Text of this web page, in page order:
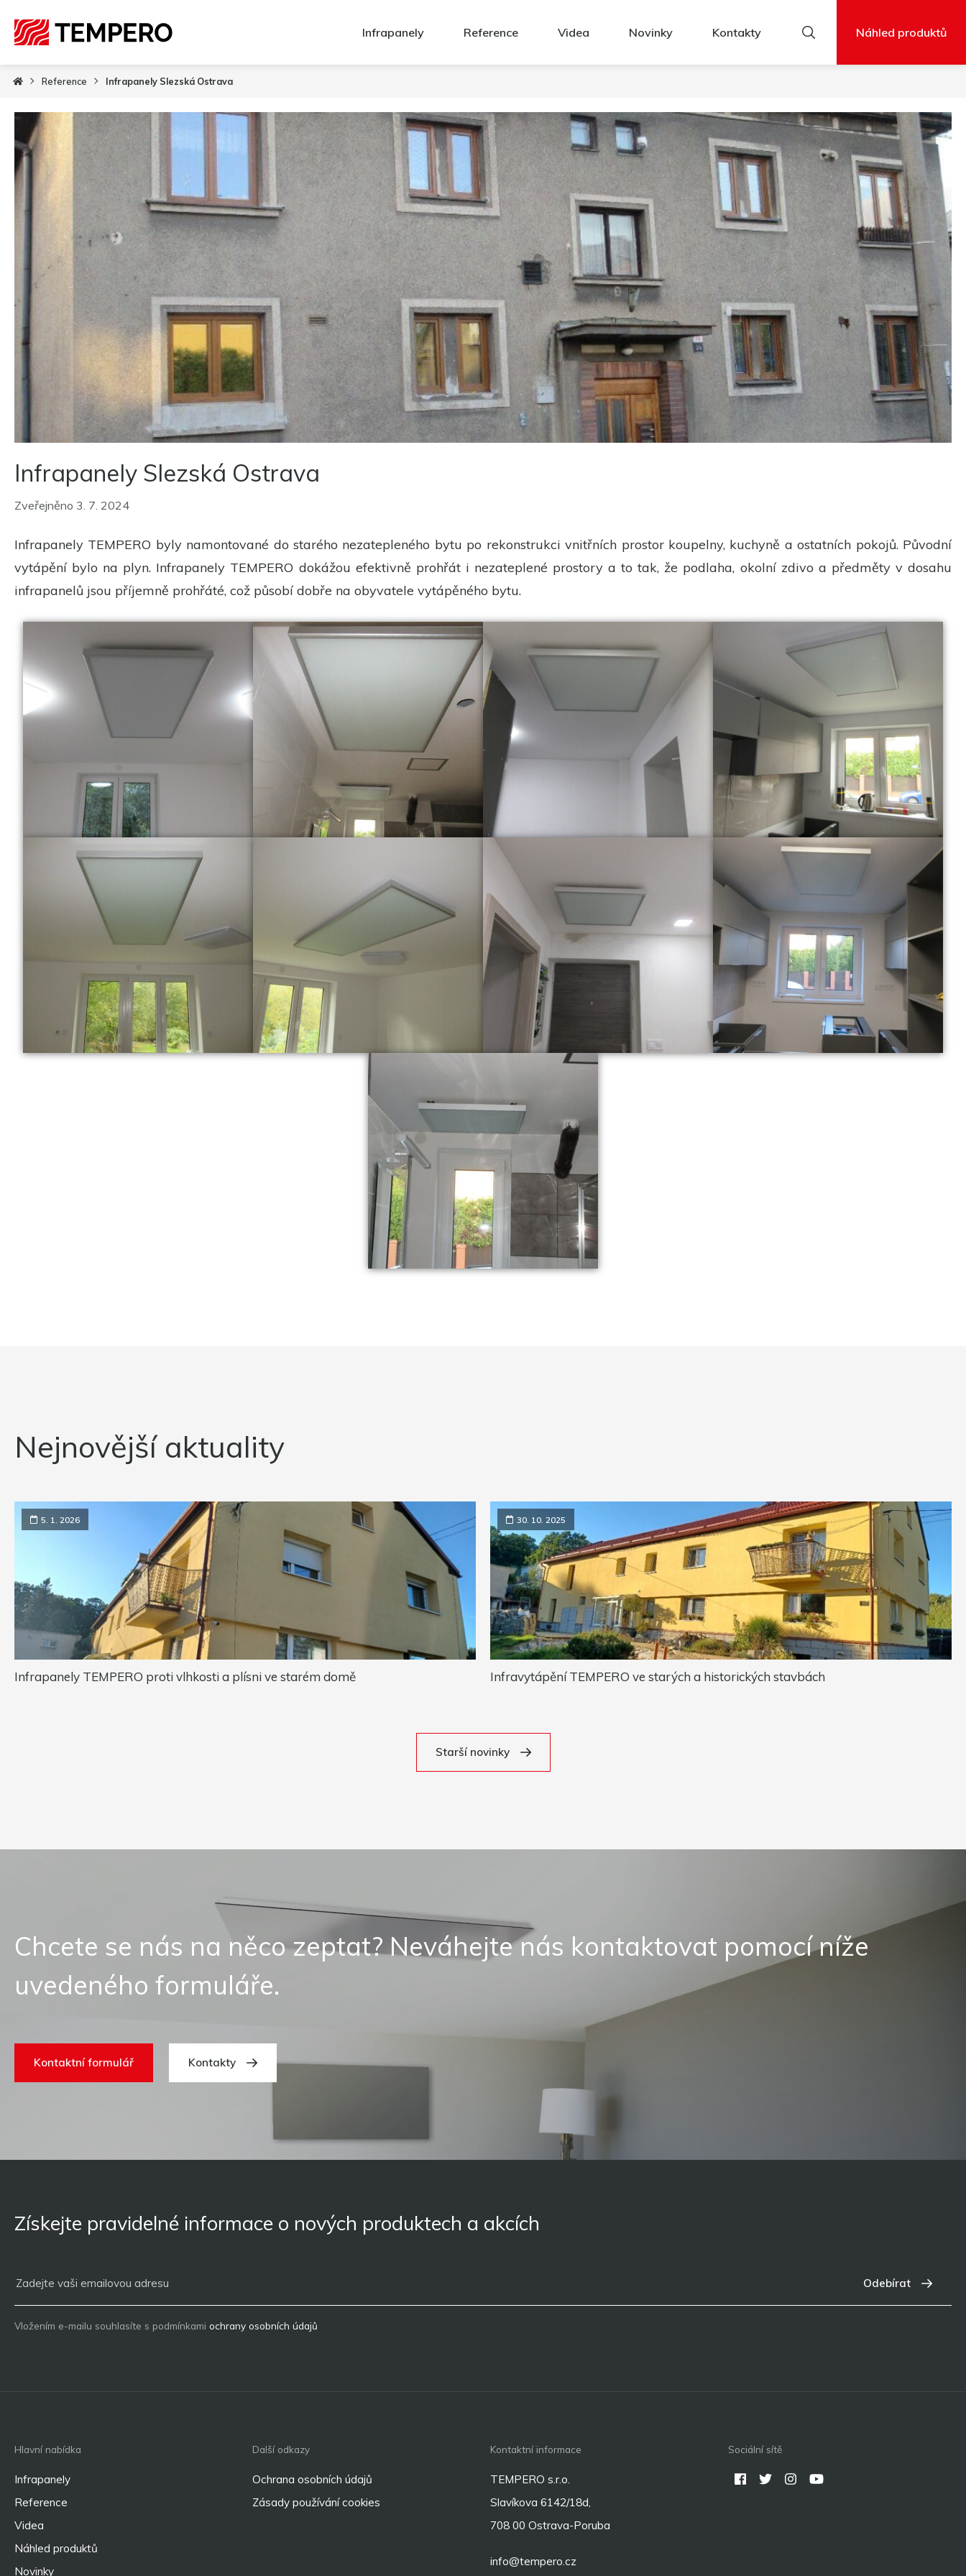
Infrapanely Reference Videa Novinky Kontakty Náhled produktů
Reference Infrapanely Slezská Ostrava
Infrapanely Slezská Ostrava
Zveřejněno 3. 7. 2024
Infrapanely TEMPERO byly namontované do starého nezatepleného bytu po rekonstrukci vnitřních prostor koupelny, kuchyně a ostatních pokojů. Původní
vytápění bylo na plyn. Infrapanely TEMPERO dokážou efektivně prohřát i nezateplené prostory a to tak, že podlaha, okolní zdivo a předměty v dosahu
infrapanelů jsou příjemně prohřáté, což působí dobře na obyvatele vytápěného bytu.
Nejnovější aktuality
5. 1. 2026
Infrapanely TEMPERO proti vlhkosti a plísni ve starém domě
30. 10. 2025
Infravytápění TEMPERO ve starých a historických stavbách
Starší novinky
Chcete se nás na něco zeptat? Neváhejte nás kontaktovat pomocí níže
uvedeného formuláře.
Kontaktní formulář Kontakty
Získejte pravidelné informace o nových produktech a akcích
Odebírat
Vložením e-mailu souhlasíte s podmínkami ochrany osobních údajů
Hlavní nabídka
Infrapanely
Reference
Videa
Náhled produktů
Novinky
Další odkazy
Ochrana osobních údajů
Zásady používání cookies
Kontaktní informace
TEMPERO s.r.o.
Slavíkova 6142/18d,
708 00 Ostrava-Poruba
info@tempero.cz
Sociální sítě
cookies
nejsou
volitelné.
potřeba
fungování
a
webu na
toho, jak je
používán.
Experience
Aby naše
webové
stránky
fungovaly
při vaší
návštěvě co
nejlépe.
Pokud tyto
Sdílením svých
při návštěvě našich
stránek zvyšujete
šanci na zobrazení
personalizovaného
obsahu a nabídek.